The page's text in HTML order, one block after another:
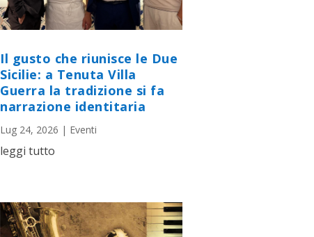
Il gusto che riunisce le Due
Sicilie: a Tenuta Villa
Guerra la tradizione si fa
narrazione identitaria
Lug 24, 2026 | Eventi
leggi tutto